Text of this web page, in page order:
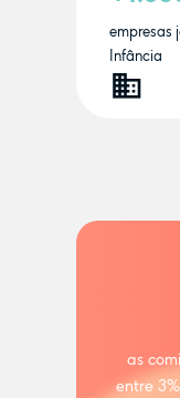
empresas
Infância
as
entre